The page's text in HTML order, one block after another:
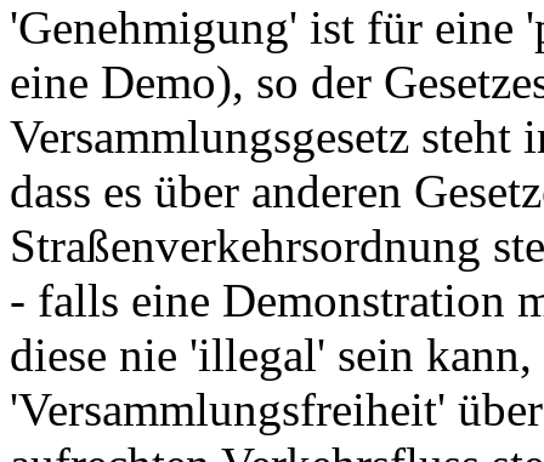
'Genehmigung' ist für eine
eine Demo), so der
Versammlungsgesetz steht
dass es über anderen
Straßenverkehrsordnung
- falls eine Demonstration
diese nie 'illegal' sein
'Versammlungsfreiheit'